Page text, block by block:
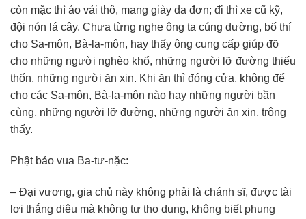
còn mặc thì áo vải thô, mang giày da đơn; đi thì xe cũ kỹ,
đội nón lá cây. Chưa từng nghe ông ta cúng dường, bố thí
cho Sa-môn, Bà-la-môn, hay thấy ông cung cấp giúp đỡ
cho những người nghèo khổ, những người lỡ đường thiếu
thốn, những người ăn xin. Khi ăn thì đóng cửa, không để
cho các Sa-môn, Bà-la-môn nào hay những người bần
cùng, những người lỡ đường, những người ăn xin, trông
thấy.
Phật bảo vua Ba-tư-nặc:
– Đại vương, gia chủ này không phải là chánh sĩ, được tài
lợi thắng diệu mà không tự thọ dụng, không biết phụng